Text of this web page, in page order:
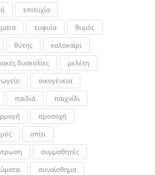
επιτυχία
ευφυΐα
θυμός
θύτης
καλοκαίρι
δυσκολίες
μελέτη
οικογένεια
παιδιά
παιχνίδι
προσοχή
σπίτι
συμμαθητές
συναίσθημα